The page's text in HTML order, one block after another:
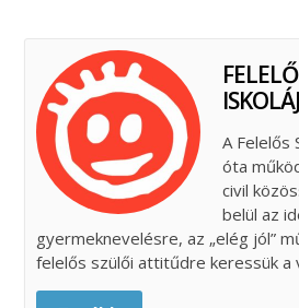
A Felelős
óta
civil
belül az
gyermeknevelésre, az „elég jól”
felelős szülői attitűdre keressük a